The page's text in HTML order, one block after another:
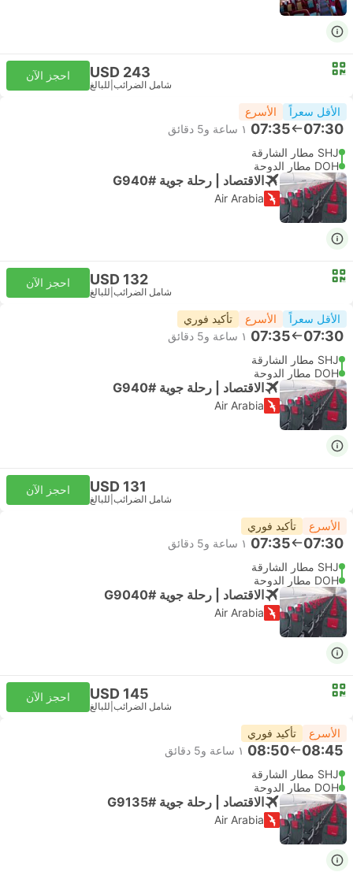
USD 243
شامل الضرائب للبالغ
احجز الآن
الأقل سعراً الأسرع
07:30
07:35 ١ ساعة و‫5 دقائق
SHJ مطار الشارقة
DOH مطار الدوحة
الاقتصاد | رحلة جوية #G940
Air Arabia
USD 132
شامل الضرائب للبالغ
احجز الآن
الأقل سعراً الأسرع تأكيد فوري
07:30
07:35 ١ ساعة و‫5 دقائق
SHJ مطار الشارقة
DOH مطار الدوحة
الاقتصاد | رحلة جوية #G940
Air Arabia
USD 131
شامل الضرائب للبالغ
احجز الآن
الأسرع تأكيد فوري
07:30
07:35 ١ ساعة و‫5 دقائق
SHJ مطار الشارقة
DOH مطار الدوحة
الاقتصاد | رحلة جوية #G9040
Air Arabia
USD 145
شامل الضرائب للبالغ
احجز الآن
الأسرع تأكيد فوري
08:45
08:50 ١ ساعة و‫5 دقائق
SHJ مطار الشارقة
DOH مطار الدوحة
الاقتصاد | رحلة جوية #G9135
Air Arabia